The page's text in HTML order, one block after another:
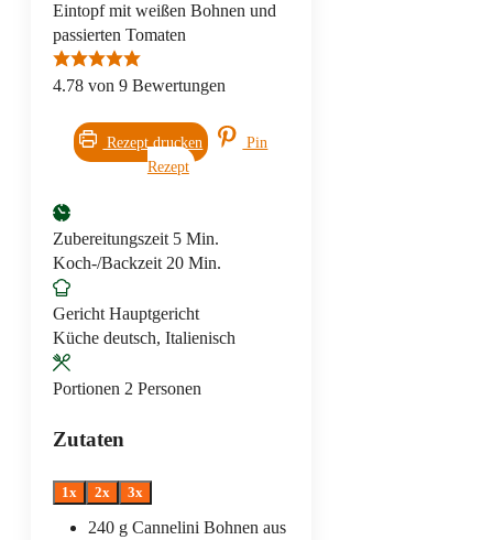
Eintopf mit weißen Bohnen und
passierten Tomaten
4.78 von 9 Bewertungen
Rezept drucken
Pin
Rezept
Zubereitungszeit 5Minuten
Min.
Koch-/Backzeit 20Minuten
Min.
Gericht Hauptgericht
Küche deutsch, Italienisch
Portionen 2 Personen
Zutaten
1x 2x 3x
240 g Cannelini Bohnen aus